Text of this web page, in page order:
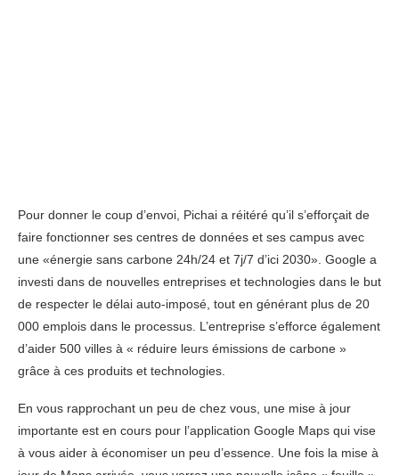
Pour donner le coup d’envoi, Pichai a réitéré qu’il s’efforçait de
faire fonctionner ses centres de données et ses campus avec
une «énergie sans carbone 24h/24 et 7j/7 d’ici 2030». Google a
investi dans de nouvelles entreprises et technologies dans le but
de respecter le délai auto-imposé, tout en générant plus de 20
000 emplois dans le processus. L’entreprise s’efforce également
d’aider 500 villes à « réduire leurs émissions de carbone »
grâce à ces produits et technologies.
En vous rapprochant un peu de chez vous, une mise à jour
importante est en cours pour l’application Google Maps qui vise
à vous aider à économiser un peu d’essence. Une fois la mise à